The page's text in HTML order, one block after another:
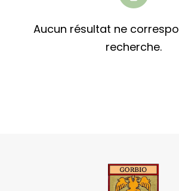
Aucun résultat ne
recherche.